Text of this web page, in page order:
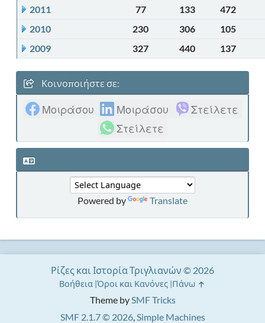
2011
77 133
472
2010
230 306
105
2009
327 440 137
Κοινοποιήστε σε:
Μοιράσου Μοιράσου
Στείλετε
Στείλετε
Powered by Translate
Theme bySMF Tricks
SMF 2.1.7 © 2026,Simple Machines
Ρίζες και Ιστορία Τριγλιανών © 2026
Βοήθεια Όροι και Κανόνες Πάνω